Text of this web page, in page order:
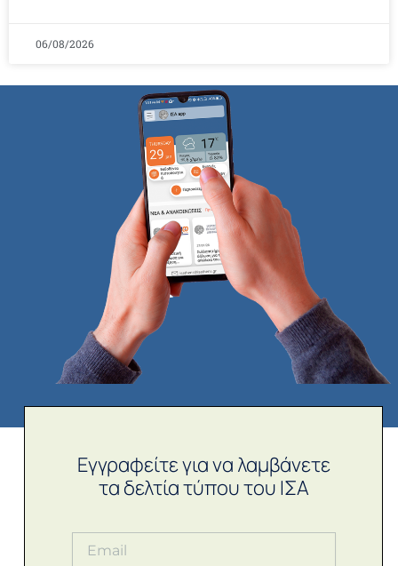
06/08/2026
Εγγραφείτε για να λαμβάνετε
τα δελτία τύπου του ΙΣΑ